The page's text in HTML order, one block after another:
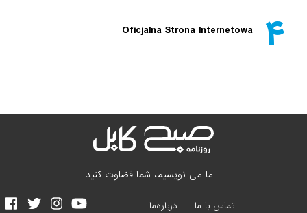
۴ Oficjalna Strona Internetowa
ما می نویسیم، شما قضاوت کنید
تماس با ما درباره‌ما